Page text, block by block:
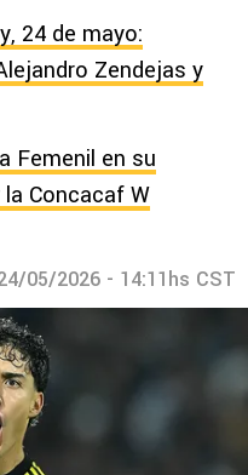
24 de mayo:
Zendejas y
Femenil en su
Concacaf W
05/2026 - 14:11hs CST